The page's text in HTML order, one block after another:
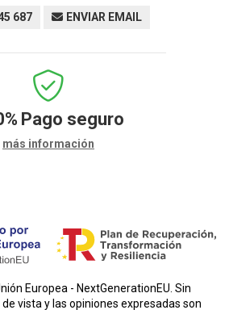
687 ENVIAR EMAIL
Pago seguro
más información
Europea - NextGenerationEU. Sin
vista y las opiniones expresadas son